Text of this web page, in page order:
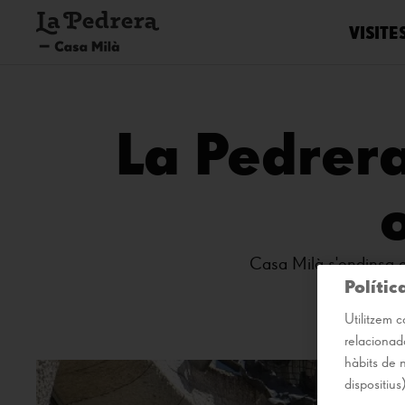
La
Casa Milà s'endinsa
Utilitzem
hàbits de
dispositius).